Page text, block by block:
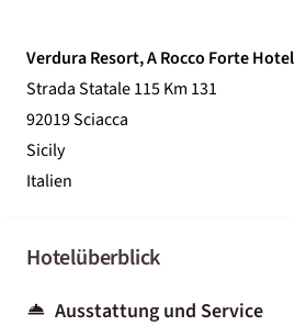
Verdura Resort, A Rocco Forte Hotel
Strada Statale 115 Km 131
92019 Sciacca
Sicily
Italien
Hotelüberblick
Ausstattung und Service